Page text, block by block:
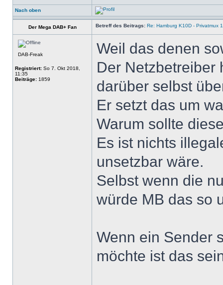
Nach oben
Der Mega DAB+ Fan Betreff des Beitrags: Re: Hamburg K10D - Privatmux 1
DAB-Freak
Registriert: So 7. Okt 2018,
11:35
Beiträge: 1859
Weil das denen
Der Netzbetreiber
darüber selbst
Er setzt das um
Warum sollte
Es ist nichts
unsetzbar wäre.
Selbst wenn die
würde MB das so
Wenn ein Sender
möchte ist das